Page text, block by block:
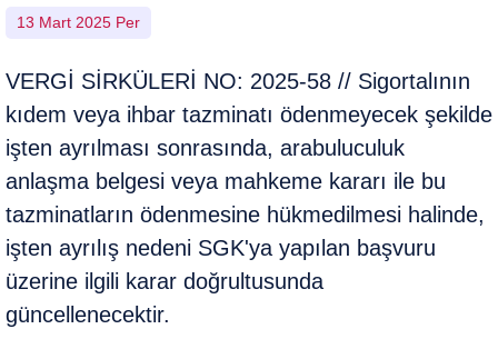
13 Mart 2025 Per
VERGİ SİRKÜLERİ NO: 2025-58 // Sigortalının
kıdem veya ihbar tazminatı ödenmeyecek şekilde
işten ayrılması sonrasında, arabuluculuk
anlaşma belgesi veya mahkeme kararı ile bu
tazminatların ödenmesine hükmedilmesi halinde,
işten ayrılış nedeni SGK'ya yapılan başvuru
üzerine ilgili karar doğrultusunda
güncellenecektir.